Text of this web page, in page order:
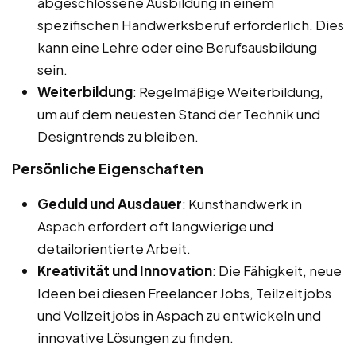
spezifischen Handwerksberuf erforderlich. Dies
kann eine Lehre oder eine Berufsausbildung
sein.
Weiterbildung: Regelmäßige Weiterbildung,
um auf dem neuesten Stand der Technik und
Designtrends zu bleiben.
Persönliche Eigenschaften
Geduld und Ausdauer: Kunsthandwerk in
Aspach erfordert oft langwierige und
detailorientierte Arbeit.
Kreativität und Innovation: Die Fähigkeit, neue
Ideen bei diesen Freelancer Jobs, Teilzeitjobs
und Vollzeitjobs in Aspach zu entwickeln und
innovative Lösungen zu finden.